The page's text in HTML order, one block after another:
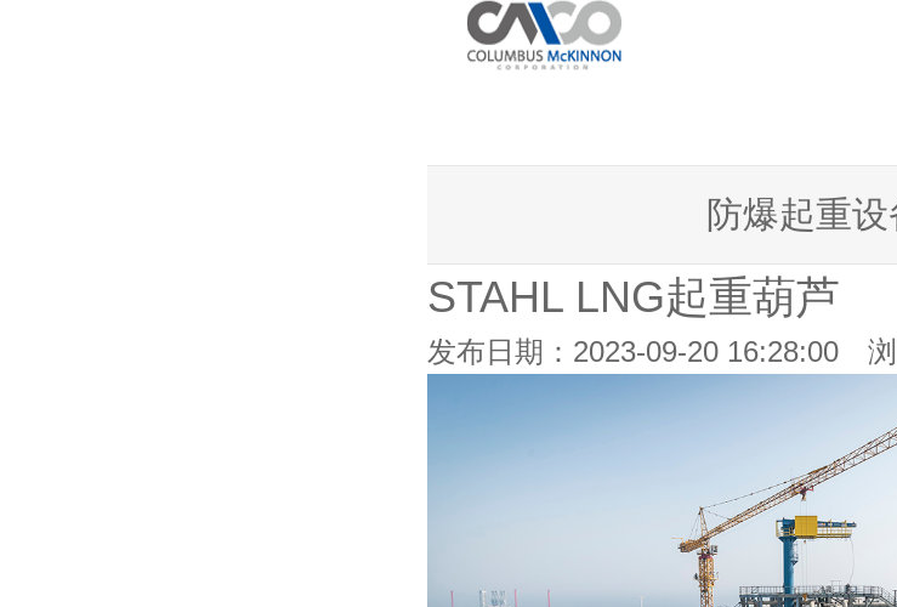
防爆起重设
STAHL LNG起重葫芦
发布日期：2023-09-20 16:28:00 浏